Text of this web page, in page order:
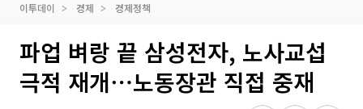
이투데이 경제 경제정책
파업 벼랑 끝 삼성전자, 노사교섭
극적 재개⋯노동장관 직접 중재